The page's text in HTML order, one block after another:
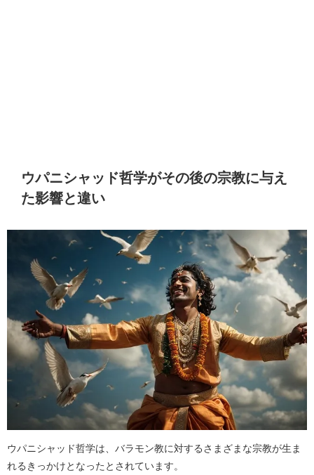
ウパニシャッド哲学がその後の宗教に与え
た影響と違い
ウパニシャッド哲学は、バラモン教に対するさまざまな宗教が生ま
れるきっかけとなったとされています。